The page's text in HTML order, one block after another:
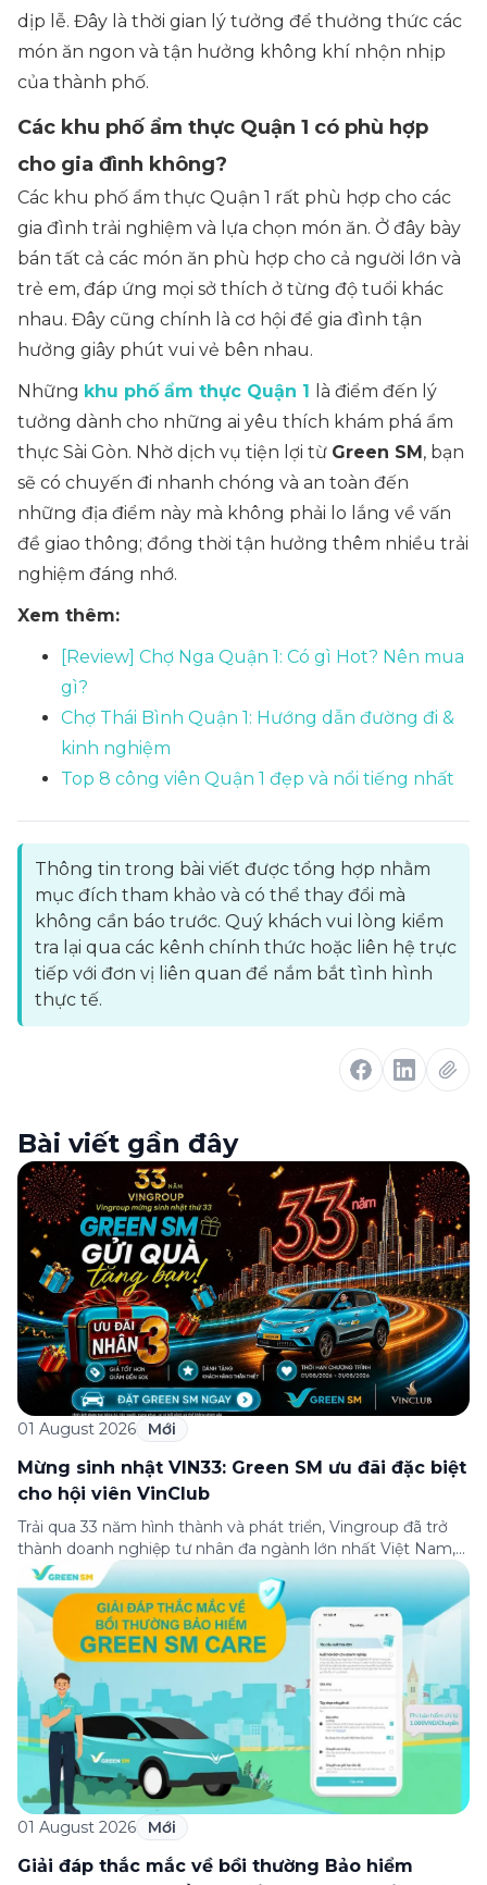
dịp lễ. Đây là thời gian lý tưởng để thưởng thức các
món ăn ngon và tận hưởng không khí nhộn nhịp
của thành phố.
Các khu phố ẩm thực Quận 1 có phù hợp
cho gia đình không?
Các khu phố ẩm thực Quận 1 rất phù hợp cho các
gia đình trải nghiệm và lựa chọn món ăn. Ở đây bày
bán tất cả các món ăn phù hợp cho cả người lớn và
trẻ em, đáp ứng mọi sở thích ở từng độ tuổi khác
nhau. Đây cũng chính là cơ hội để gia đình tận
hưởng giây phút vui vẻ bên nhau.
Những khu phố ẩm thực Quận 1 là điểm đến lý
tưởng dành cho những ai yêu thích khám phá ẩm
thực Sài Gòn. Nhờ dịch vụ tiện lợi từ Green SM, bạn
sẽ có chuyến đi nhanh chóng và an toàn đến
những địa điểm này mà không phải lo lắng về vấn
đề giao thông; đồng thời tận hưởng thêm nhiều trải
nghiệm đáng nhớ.
Xem thêm:
[Review] Chợ Nga Quận 1: Có gì Hot? Nên mua
gì?
Chợ Thái Bình Quận 1: Hướng dẫn đường đi &
kinh nghiệm
Top 8 công viên Quận 1 đẹp và nổi tiếng nhất
Thông tin trong bài viết được tổng hợp nhằm
mục đích tham khảo và có thể thay đổi mà
không cần báo trước. Quý khách vui lòng kiểm
tra lại qua các kênh chính thức hoặc liên hệ trực
tiếp với đơn vị liên quan để nắm bắt tình hình
thực tế.
Bài viết gần đây
01 August 2026 Mới
Mừng sinh nhật VIN33: Green SM ưu đãi đặc biệt
cho hội viên VinClub
Trải qua 33 năm hình thành và phát triển, Vingroup đã trở
thành doanh nghiệp tư nhân đa ngành lớn nhất Việt Nam,
lọt Top 30 doanh nghiệp lớn nhất Đông Nam Á theo bảng
xếp hạng của Tạp chí Fortune (Mỹ). Nhân kỷ niệm 33 năm
thành lập (8/8/1993 đến 8/8/2026), Green SM trân […]
01 August 2026 Mới
Giải đáp thắc mắc về bồi thường Bảo hiểm